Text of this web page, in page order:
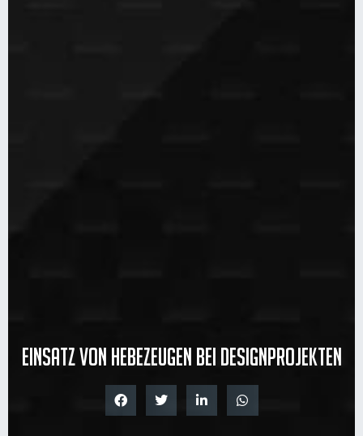
Einsatz von Hebezeugen bei Designprojekten